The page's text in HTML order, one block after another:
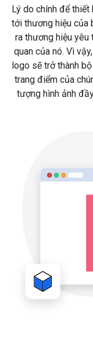
Lý do chính để
tới thương hiệu của
ra thương hiệu
quan của nó. Vì
logo sẽ trở thành
trang điểm của
tượng hình ảnh